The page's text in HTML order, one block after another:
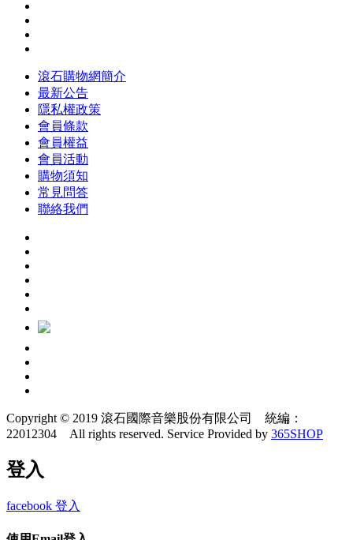
滾石購物網簡介
最新公告
隱私權政策
會員條款
會員權益
會員活動
購物須知
常見問答
聯絡我們
Copyright © 2019 滾石國際音樂股份有限公司 統編：
22012304 All rights reserved. Service Provided by 365SHOP
登入
facebook 登入